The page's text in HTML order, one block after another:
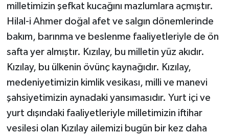
milletimizin şefkat kucağını mazlumlara açmıştır.
Hilal-i Ahmer doğal afet ve salgın dönemlerinde
bakım, barınma ve beslenme faaliyetleriyle de ön
safta yer almıştır. Kızılay, bu milletin yüz akıdır.
Kızılay, bu ülkenin övünç kaynağıdır. Kızılay,
medeniyetimizin kimlik vesikası, milli ve manevi
şahsiyetimizin aynadaki yansımasıdır. Yurt içi ve
yurt dışındaki faaliyetleriyle milletimizin iftihar
vesilesi olan Kızılay ailemizi bugün bir kez daha